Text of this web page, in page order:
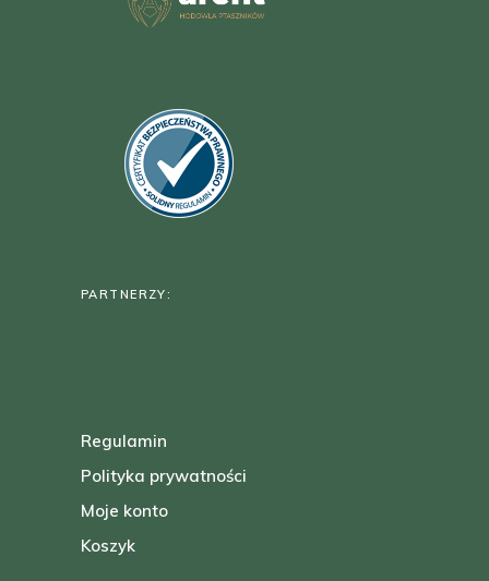
PARTNERZY:
Regulamin
Polityka prywatności
Moje konto
Koszyk